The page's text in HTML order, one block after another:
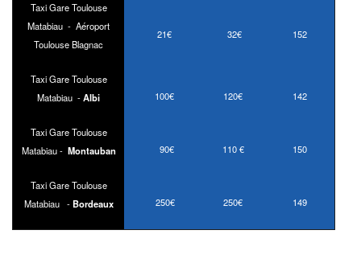
Taxi Gare Toulouse
Matabiau - Aéroport
Toulouse Blagnac
21€ 32€ 152
Taxi Gare Toulouse
Matabiau -Albi 100€ 120€ 142
Taxi Gare Toulouse
Matabiau - Montauban 90€ 110 € 150
Taxi Gare Toulouse
Matabiau - Bordeaux 250€ 250€ 149